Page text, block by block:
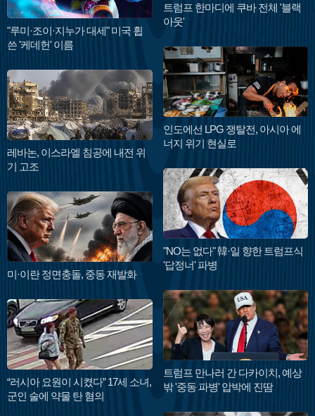
"루미·조이·지누가 대세" 미국 휩
쓴 '케데헌' 이름
레바논, 이스라엘 침공에 내전 위
기 고조
미·이란 정면충돌, 중동 재발화
“러시아 요원이 시켰다” 17세 소녀,
군인 술에 약물 탄 혐의
트럼프 한마디에 쿠바 전체 '블랙
아웃'
인도에선 LPG 쟁탈전, 아시아 에
너지 위기 현실로
"NO는 없다" 韓·일 향한 트럼프식
'답정너' 파병
트럼프 만나러 간 다카이치, 예상
밖 '중동 파병' 압박에 진땀